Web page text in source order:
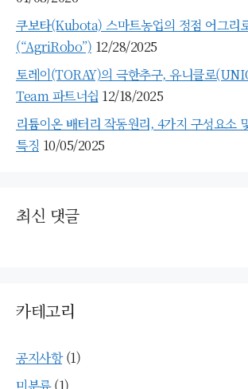
쿠보타(Kubota) 스마트농업의 정점 어그리
(“AgriRobo”) 12/28/2025
토레이(TORAY)의 극한추구, 유니클로
Team 파트너쉽 12/18/2025
리튬이온 배터리 작동원리, 4가지 구성요소
특징 10/05/2025
최신 댓글
카테고리
공지사항(1)